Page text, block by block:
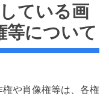
ている画
等について
や肖像権等は、各権